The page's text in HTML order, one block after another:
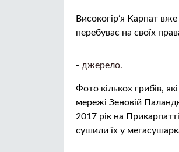
Високогір’я Карпат
перебуває на своїх
- джерело.
Фото кількох грибів,
мережі Зеновій
2017 рік на
сушили їх у